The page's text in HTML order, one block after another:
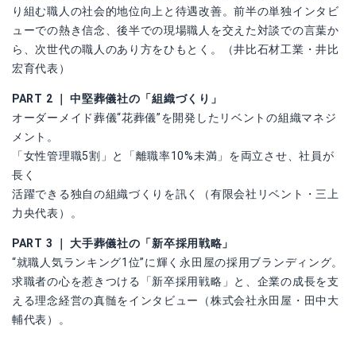
り組む職人の社会的地位向上と待遇改善。前半の単独インタビ
ューでの熱き信念、後半での現場職人を交えた対談での言葉か
ら、次世代の職人のあり方をひもとく。（井比石材工業・井比
宏育代表）
PART 2 ｜ 中堅葬儀社の「組織づくり」
オーダーメイド葬儀“花葬儀”を開発したリベントの組織マネジ
メント。
「女性管理職5割」と「離職率10%未満」を両立させ、社員が
長く
活躍できる独自の組織づくりを訊く（有限会社リベント・三上
力央代表）。
PART 3 ｜ 大手葬儀社の「新卒採用戦略」
“就職人気ランキング1位”に輝く永田屋の採用ブランディング。
求職者の心を惹きつける「新卒採用戦略」と、企業の成長を支
える理念経営の真髄をインタビュー（株式会社永田屋・田中大
輔代表）。